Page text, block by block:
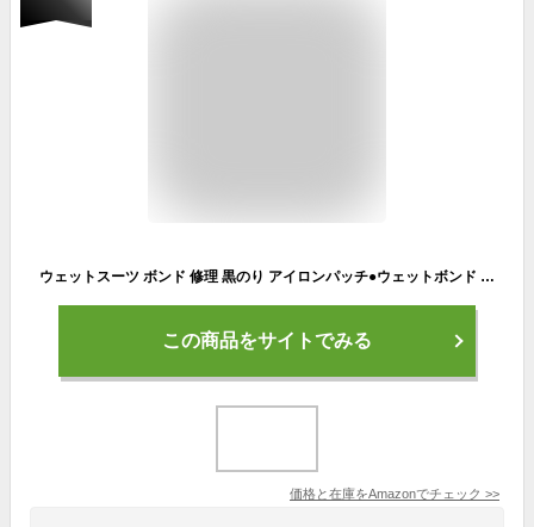
ウェットスーツ ボンド 修理 黒のり アイロンパッチ●ウェットボンド + リペアーパッチシートセット
この商品をサイトでみる
価格と在庫をAmazonでチェック >>